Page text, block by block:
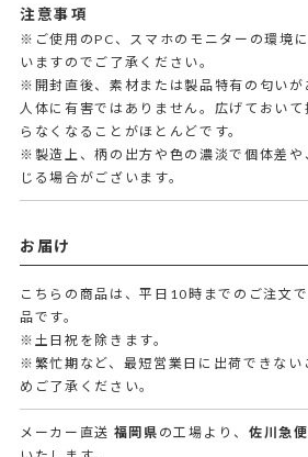
注意事項
※ご使用のPC、スマホのモニターの環境
いますのでご了承ください。
※開封直後、素材または製品特有の匂いが
人体に有害ではありません。広げておい
らなくなることがほとんどです。
※製造上、柄の出方や色の濃淡で個体差や
じる場合がございます。
お届け
こちらの商品は、平日10時までのご注文
品です。
※土日祝を除きます。
※繁忙期など、最短営業日に出荷できない
めご了承ください。
メーカー直送 福岡県 の工場より、 佐川急